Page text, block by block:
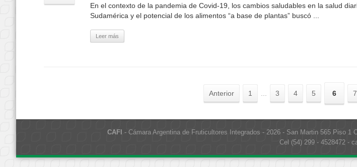
En el contexto de la pandemia de Covid-19, los cambios saludables en la salud
Sudamérica y el potencial de los alimentos “a base de plantas” buscó ...
Leer más
Anterior 1 3 4 5 6 7
CAFI - Cámara Argentina de Fruticultores Integrados - 2026 - San Martin 565 Piso
Cel (54) 299 - 4528472 -